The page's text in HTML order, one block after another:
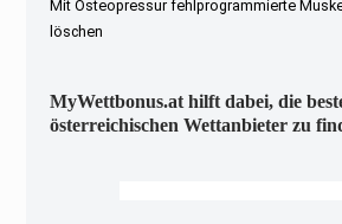
Mit Osteopressur fehlprogrammierte
löschen
MyWettbonus.at hilft dabei, die
österreichischen Wettanbieter zu